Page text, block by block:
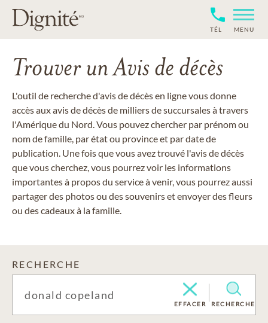
TÉL MENU
Trouver un Avis de décès
L'outil de recherche d'avis de décès en ligne vous donne
accès aux avis de décès de milliers de succursales à travers
l'Amérique du Nord. Vous pouvez chercher par prénom ou
nom de famille, par état ou province et par date de
publication. Une fois que vous avez trouvé l'avis de décès
que vous cherchez, vous pourrez voir les informations
importantes à propos du service à venir, vous pourrez aussi
partager des photos ou des souvenirs et envoyer des fleurs
ou des cadeaux à la famille.
RECHERCHE
EFFACER RECHERCHE